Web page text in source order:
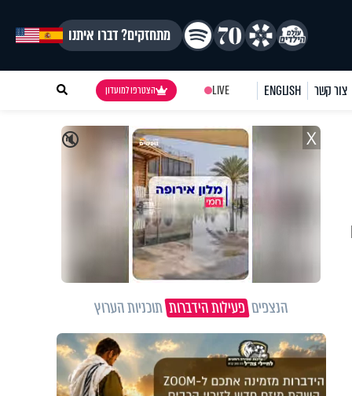
מתחזקים? דברו איתנו
צור קשר ENGLISH
LIVE הצטרפו למועדון
🔇 X
הנצפיםפעילות הידברותתוכניות הערוץ